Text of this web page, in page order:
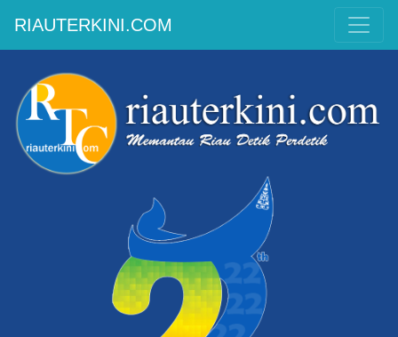
RIAUTERKINI.COM